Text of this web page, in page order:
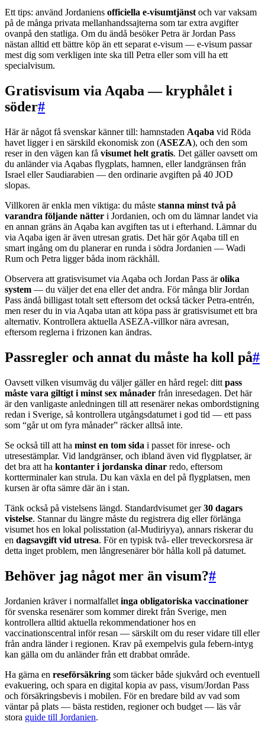
Ett tips: använd Jordaniens officiella e-visumtjänst och var vaksam
på de många privata mellanhandssajterna som tar extra avgifter
ovanpå den statliga. Om du ändå besöker Petra är Jordan Pass
nästan alltid ett bättre köp än ett separat e-visum — e-visum passar
mest dig som verkligen inte ska till Petra eller som vill ha ett
specialvisum.
Gratisvisum via Aqaba — kryphålet i
söder#
Här är något få svenskar känner till: hamnstaden Aqaba vid Röda
havet ligger i en särskild ekonomisk zon (ASEZA), och den som
reser in den vägen kan få visumet helt gratis. Det gäller oavsett om
du anländer via Aqabas flygplats, hamnen, eller landgränsen från
Israel eller Saudiarabien — den ordinarie avgiften på 40 JOD
slopas.
Villkoren är enkla men viktiga: du måste stanna minst två på
varandra följande nätter i Jordanien, och om du lämnar landet via
en annan gräns än Aqaba kan avgiften tas ut i efterhand. Lämnar du
via Aqaba igen är även utresan gratis. Det här gör Aqaba till en
smart ingång om du planerar en runda i södra Jordanien — Wadi
Rum och Petra ligger båda inom räckhåll.
Observera att gratisvisumet via Aqaba och Jordan Pass ärolika
system — du väljer det ena eller det andra. För många blir Jordan
Pass ändå billigast totalt sett eftersom det också täcker Petra-entrén,
men reser du in via Aqaba utan att köpa pass är gratisvisumet ett bra
alternativ. Kontrollera aktuella ASEZA-villkor nära avresan,
eftersom reglerna i frizonen kan ändras.
Passregler och annat du måste ha koll på#
Oavsett vilken visumväg du väljer gäller en hård regel: ditt pass
måste vara giltigt i minst sex månader från inresedagen. Det här
är den vanligaste anledningen till att resenärer nekas ombordstigning
redan i Sverige, så kontrollera utgångsdatumet i god tid — ett pass
som “går ut om fyra månader” räcker alltså inte.
Se också till att ha minst en tom sida i passet för inrese- och
utresestämplar. Vid landgränser, och ibland även vid flygplatser, är
det bra att ha kontanter i jordanska dinar redo, eftersom
kortterminaler kan strula. Du kan växla en del på flygplatsen, men
kursen är ofta sämre där än i stan.
Tänk också på vistelsens längd. Standardvisumet ger30 dagars
vistelse. Stannar du längre måste du registrera dig eller förlänga
visumet hos en lokal polisstation (al-Mudiriyya), annars riskerar du
en dagsavgift vid utresa. För en typisk två- eller treveckorsresa är
detta inget problem, men långresenärer bör hålla koll på datumet.
Behöver jag något mer än visum?#
Jordanien kräver i normalfallet inga obligatoriska vaccinationer
för svenska resenärer som kommer direkt från Sverige, men
kontrollera alltid aktuella rekommendationer hos en
vaccinationscentral inför resan — särskilt om du reser vidare till eller
från andra länder i regionen. Krav på exempelvis gula febern-intyg
kan gälla om du anländer från ett drabbat område.
Ha gärna en reseförsäkring som täcker både sjukvård och eventuell
evakuering, och spara en digital kopia av pass, visum/Jordan Pass
och försäkringsbevis i mobilen. För en bredare bild av vad som
väntar på plats — bästa restiden, regioner och budget — läs vår
stora guide till Jordanien.